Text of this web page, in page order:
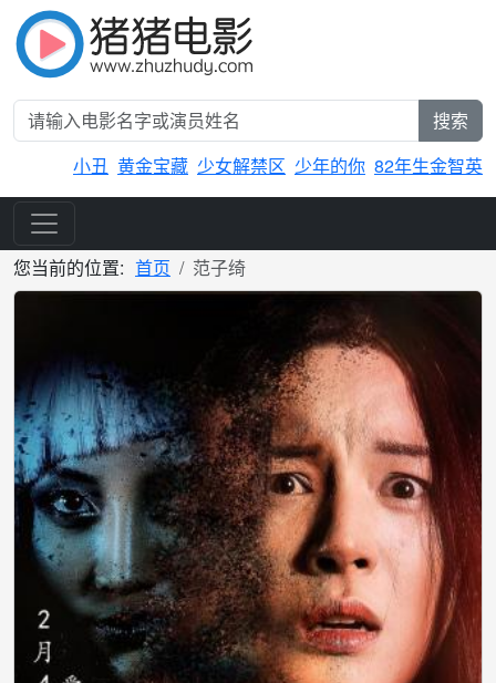
搜索
小丑 黄金宝藏 少女解禁区 少年的你 82年生金智英
您当前的位置: 首页 范子绮